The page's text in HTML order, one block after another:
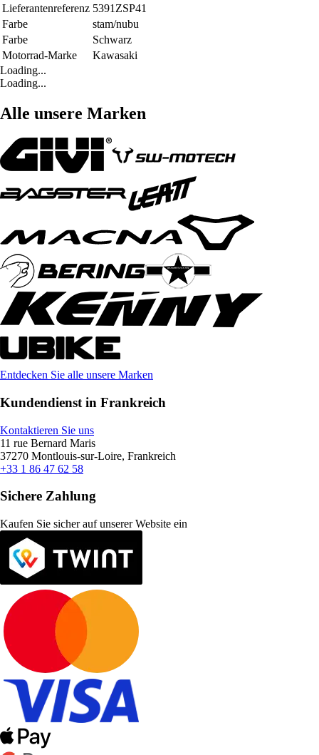
Lieferantenreferenz 5391ZSP41
Farbe
stam/nubu
Farbe
Schwarz
Motorrad-Marke
Kawasaki
Loading...
Loading...
Alle unsere Marken
Entdecken Sie alle unsere Marken
Kundendienst in Frankreich
Kontaktieren Sie uns
11 rue Bernard Maris
37270 Montlouis-sur-Loire, Frankreich
+33 1 86 47 62 58
Sichere Zahlung
Kaufen Sie sicher auf unserer Website ein